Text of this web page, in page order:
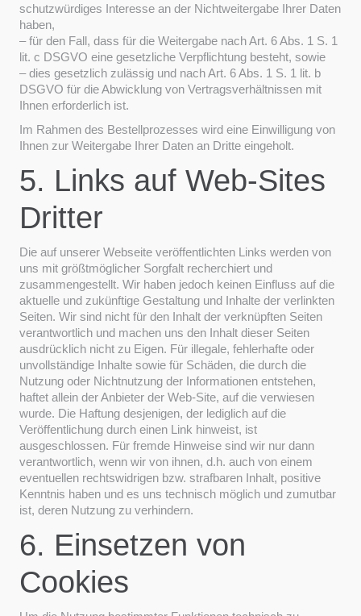
schutzwürdiges Interesse an der Nichtweitergabe Ihrer Daten
haben,
– für den Fall, dass für die Weitergabe nach Art. 6 Abs. 1 S. 1
lit. c DSGVO eine gesetzliche Verpflichtung besteht, sowie
– dies gesetzlich zulässig und nach Art. 6 Abs. 1 S. 1 lit. b
DSGVO für die Abwicklung von Vertragsverhältnissen mit
Ihnen erforderlich ist.
Im Rahmen des Bestellprozesses wird eine Einwilligung von
Ihnen zur Weitergabe Ihrer Daten an Dritte eingeholt.
5. Links auf Web-Sites
Dritter
Die auf unserer Webseite veröffentlichten Links werden von
uns mit größtmöglicher Sorgfalt recherchiert und
zusammengestellt. Wir haben jedoch keinen Einfluss auf die
aktuelle und zukünftige Gestaltung und Inhalte der verlinkten
Seiten. Wir sind nicht für den Inhalt der verknüpften Seiten
verantwortlich und machen uns den Inhalt dieser Seiten
ausdrücklich nicht zu Eigen. Für illegale, fehlerhafte oder
unvollständige Inhalte sowie für Schäden, die durch die
Nutzung oder Nichtnutzung der Informationen entstehen,
haftet allein der Anbieter der Web-Site, auf die verwiesen
wurde. Die Haftung desjenigen, der lediglich auf die
Veröffentlichung durch einen Link hinweist, ist
ausgeschlossen. Für fremde Hinweise sind wir nur dann
verantwortlich, wenn wir von ihnen, d.h. auch von einem
eventuellen rechtswidrigen bzw. strafbaren Inhalt, positive
Kenntnis haben und es uns technisch möglich und zumutbar
ist, deren Nutzung zu verhindern.
6. Einsetzen von
Cookies